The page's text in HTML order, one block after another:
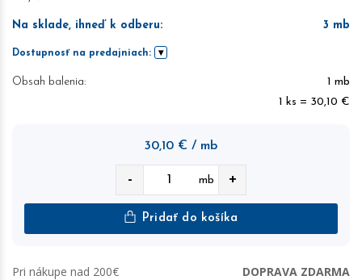
Na sklade, ihneď k odberu: 3 mb
Dostupnosť na predajniach:
Obsah balenia:
1 mb
1 ks = 30,10 €
30,10 € / mb
- mb +
Pridať do košíka
Pri nákupe nad 200€ DOPRAVA ZDARMA